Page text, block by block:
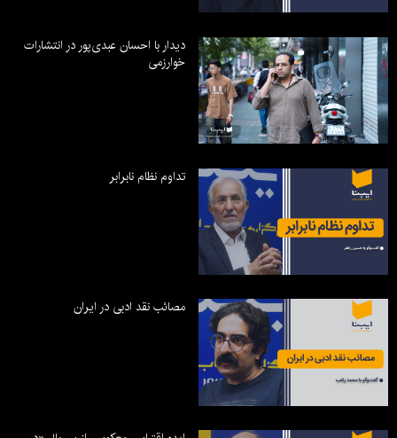
دیدار با احسان عبدی‌پور در انتشارات
خوارزمی
تداوم نظام نابرابر
مصائب نقد ادبی در ایران